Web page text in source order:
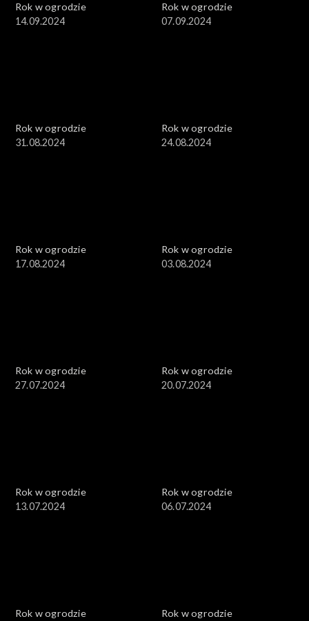
Rok w ogrodzie
14.09.2024
Rok w ogrodzie
07.09.2024
Rok w ogrodzie
31.08.2024
Rok w ogrodzie
24.08.2024
Rok w ogrodzie
17.08.2024
Rok w ogrodzie
03.08.2024
Rok w ogrodzie
27.07.2024
Rok w ogrodzie
20.07.2024
Rok w ogrodzie
13.07.2024
Rok w ogrodzie
06.07.2024
Rok w ogrodzie
Rok w ogrodzie